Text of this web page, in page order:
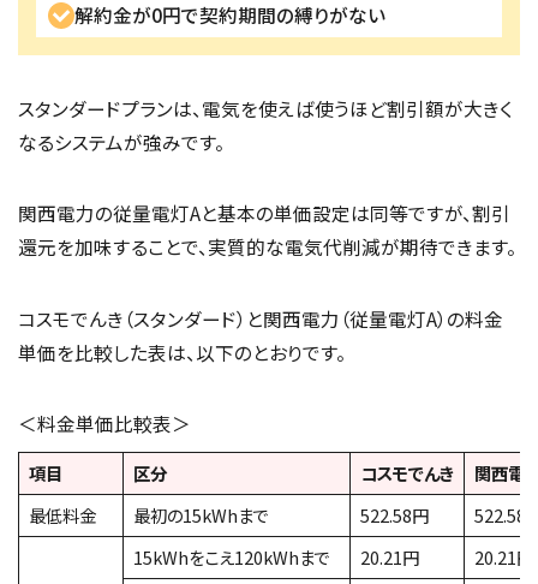
解約金が0円で契約期間の縛りがない
スタンダードプランは、電気を使えば使うほど割引額が大きく
なるシステムが強みです。
関西電力の従量電灯Aと基本の単価設定は同等ですが、割引
還元を加味することで、実質的な電気代削減が期待できます。
コスモでんき（スタンダード）と関西電力（従量電灯A）の料金
単価を比較した表は、以下のとおりです。
＜料金単価比較表＞
項目 区分 コスモでんき
関西電
最低料金
最初の15kWhまで 522.58円 522.58
15kWhをこえ120kWhまで 20.21円
20.21円